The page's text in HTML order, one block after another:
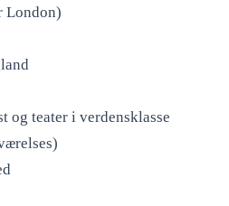
London)
og teater i verdensklasse